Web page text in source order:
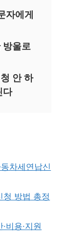
자에게
방울로
안 하
다
차세연납신
청 방법 총정
비용·지원